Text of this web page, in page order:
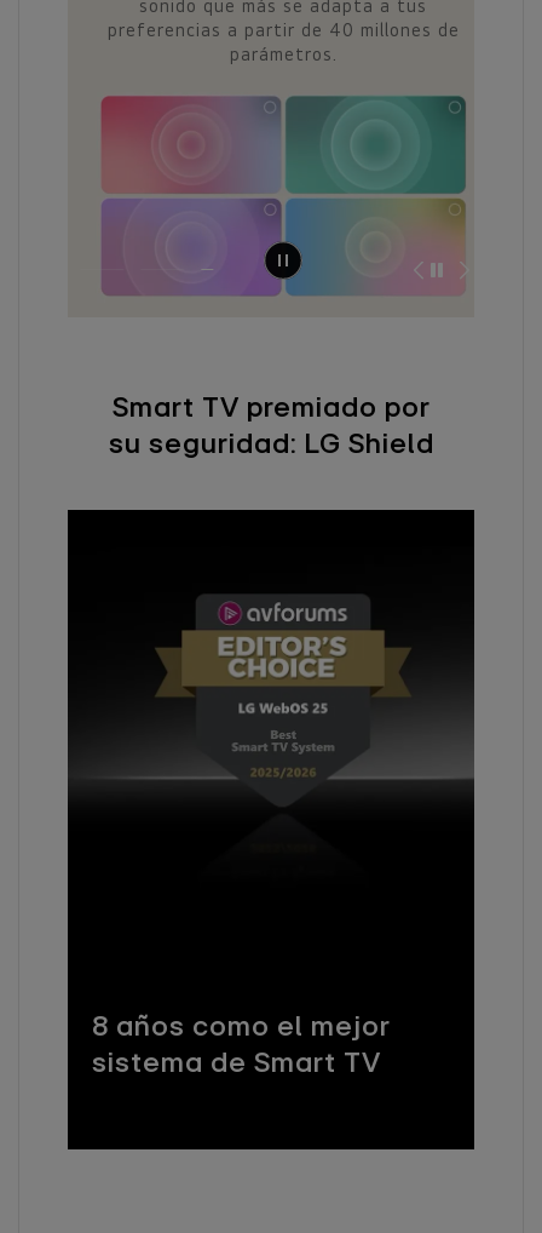
que más se adapta a tus
a partir de 40 millones de
sistema lo detecta
te ofrece una guía
Smart TV premiado por
su seguridad: LG Shield
8 años como el mejor
sistema de Smart TV